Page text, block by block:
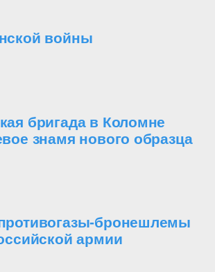
войны
бригада в Коломне
знамя нового образца
бронешлемы
армии